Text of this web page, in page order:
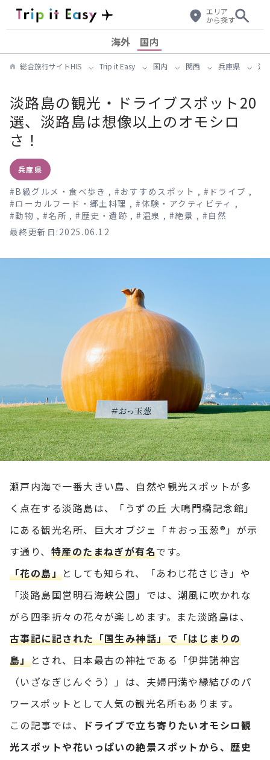
エリア
から探す
海外 国内
総合旅行サイトHIS Trip it Easy 国内 関西 兵庫県 淡
淡路島の観光・ドライブスポット20
選、淡路島は想像以上のオモシロ
さ！
兵庫県
#B級グルメ・食べ歩き ,# おすすめスポット , # ドライブ ,
#ローカルフード・郷土料理 ,#体験・アクティビティ ,
#動物 , #名所 ,#歴史・遺跡 ,# 温泉 , #絶景 , # 自然
最終更新日:2025.06.12
瀬戸内海で一番大きい島、自然や観光スポットが多
く点在する淡路島は、「うずの丘 大鳴門橋記念館」
にある観光名所、巨大オブジェ「＃おっ玉葱®」が示
す通り、 特産のたまねぎが有名です。
「花の島」としても知られ、「あわじ花さじき」や
「淡路島国営明石海峡公園」では、潮風に吹かれな
がら四季折々の花々が楽しめます。また淡路島は、
古事記に記された「国生み神話」で「はじまりの
島」とされ、日本最古の神社である「伊弉諾神宮
（いざなぎじんぐう）」は、夫婦円満や縁結びのパ
ワースポットとして人気の観光名所もあります。
この記事では、
ドライブで立ち寄りたいオモシロ観
光スポットや花いっぱいの絶景スポットから、歴史